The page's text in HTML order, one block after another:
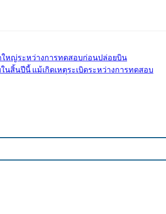
ใหญ่ระหว่างการทดสอบก่อนปล่อยบิน
นสิ้นปีนี้ แม้เกิดเหตุระเบิดระหว่างการทดสอบ